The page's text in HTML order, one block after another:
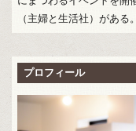
（主婦と生活社）がある。
プロフィール